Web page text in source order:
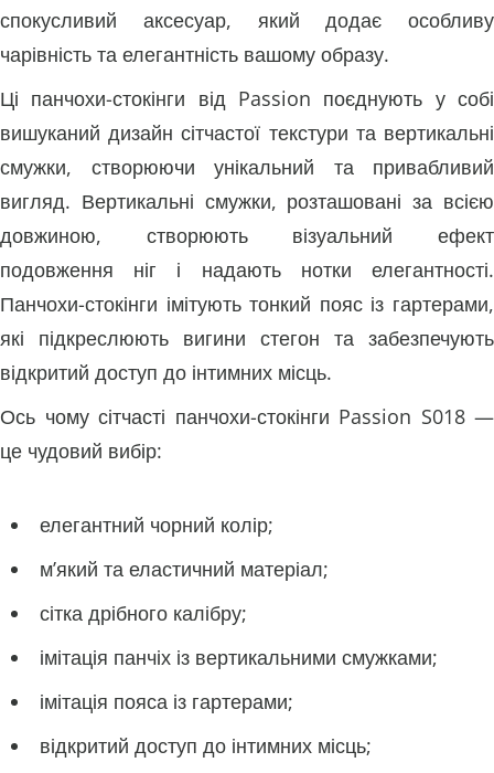
спокусливий аксесуар, який додає особливу
чарівність та елегантність вашому образу.
Ці панчохи-стокінги від Passion поєднують у собі
вишуканий дизайн сітчастої текстури та вертикальні
смужки, створюючи унікальний та привабливий
вигляд. Вертикальні смужки, розташовані за всією
довжиною, створюють візуальний ефект
подовження ніг і надають нотки елегантності.
Панчохи-стокінги імітують тонкий пояс із гартерами,
які підкреслюють вигини стегон та забезпечують
відкритий доступ до інтимних місць.
Ось чому сітчасті панчохи-стокінги Passion S018 —
це чудовий вибір:
елегантний чорний колір;
м’який та еластичний матеріал;
сітка дрібного калібру;
імітація панчіх із вертикальними смужками;
імітація пояса із гартерами;
відкритий доступ до інтимних місць;